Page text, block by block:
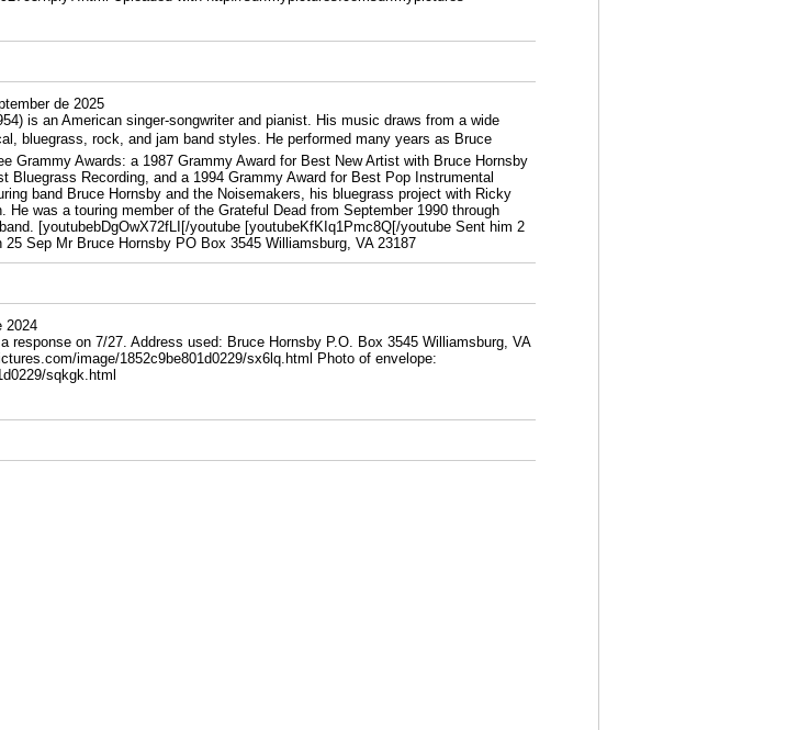
de 2025
is an American singer-songwriter and pianist. His music draws from a wide
bluegrass, rock, and jam band styles. He performed many years as Bruce
Grammy Awards: a 1987 Grammy Award for Best New Artist with Bruce Hornsby
Bluegrass Recording, and a 1994 Grammy Award for Best Pop Instrumental
band Bruce Hornsby and the Noisemakers, his bluegrass project with Ricky
was a touring member of the Grateful Dead from September 1990 through
[youtubebDgOwX72fLI[/youtube [youtubeKfKIq1Pmc8Q[/youtube Sent him 2
Sep Mr Bruce Hornsby PO Box 3545 Williamsburg, VA 23187
2024
response on 7/27. Address used: Bruce Hornsby P.O. Box 3545 Williamsburg, VA
image/1852c9be801d0229/sx6lq.html Photo of envelope:
sqkgk.html